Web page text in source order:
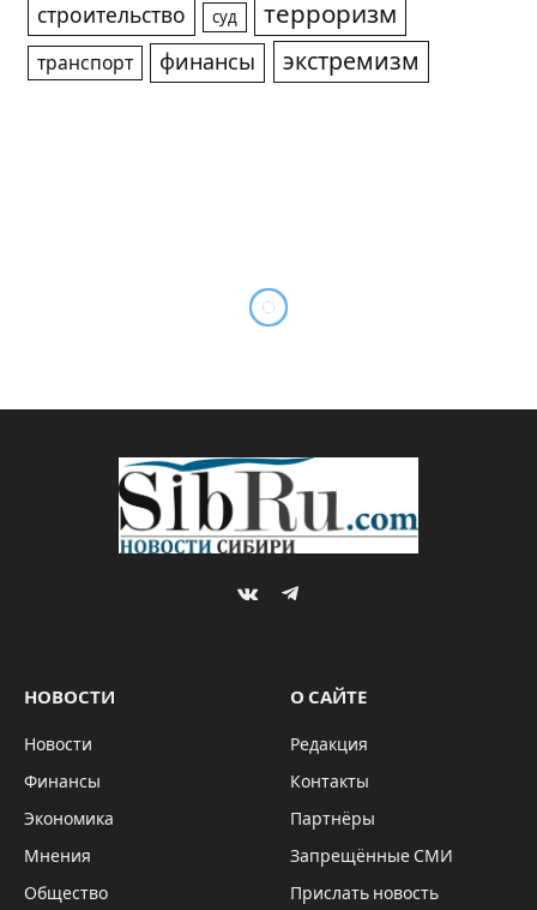
строительство суд терроризм
транспорт финансы экстремизм
VKontakteTelegram
НОВОСТИ
Новости
Финансы
Экономика
Мнения
Общество
О САЙТЕ
Редакция
Контакты
Партнёры
Запрещённые СМИ
Прислать новость